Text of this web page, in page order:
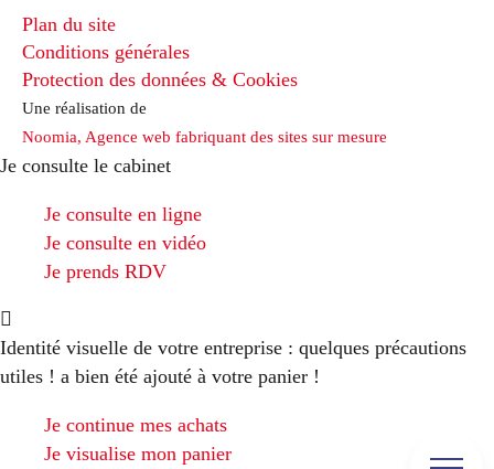
Plan du site
Conditions générales
Protection des données & Cookies
Une réalisation de
Noomia, Agence web fabriquant des sites sur mesure
Je consulte le cabinet
Je consulte en ligne
Je consulte en vidéo
Je prends RDV
Identité visuelle de votre entreprise : quelques précautions
utiles ! a bien été ajouté à votre panier !
Je continue mes achats
Je visualise mon panier